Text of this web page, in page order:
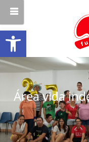
Abrir barra de
Área vida